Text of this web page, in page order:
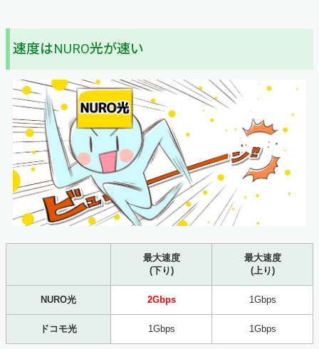
速度はNURO光が速い
最大速度
(下り)
最大速度
(上り)
NURO光 2Gbps 1Gbps
ドコモ光 1Gbps 1Gbps